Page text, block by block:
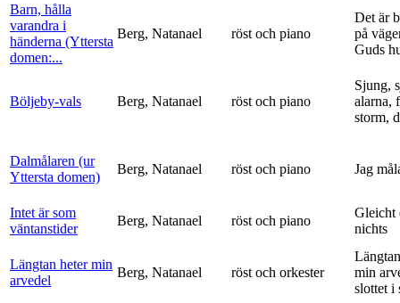
Barn, hålla
varandra i
händerna (Yttersta
domen:...
Berg, Natanael röst och piano
Det är
på
Guds
Böljeby-vals Berg, Natanael röst och piano
Sjung,
alarna,
storm,
Dalmålaren (ur
Yttersta domen)
Berg, Natanael röst och piano Jag
Intet är som
väntanstider
Berg, Natanael röst och piano
Gleicht
nichts
Längtan heter min
arvedel
Berg, Natanael röst och orkester
min
slottet i